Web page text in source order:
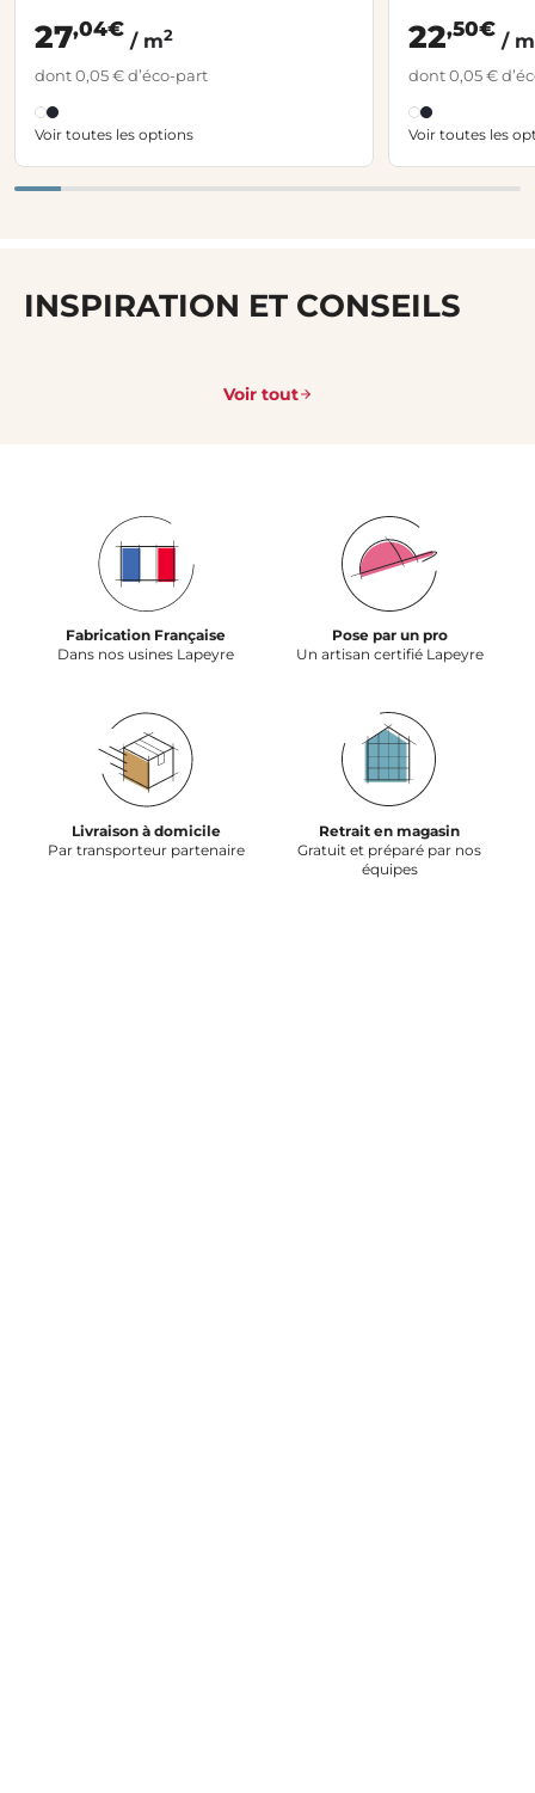
27,04€
/ m2
dont 0,05 € d’éco-part
Voir toutes les options
22,50€
/ m
dont 0,05 €
Voir toutes les
INSPIRATION ET CONSEILS
Voir tout
Fabrication Française
Dans nos usines Lapeyre
Pose par un pro
Un artisan certifié Lapeyre
Livraison à domicile
Par transporteur partenaire
Retrait en magasin
Gratuit et préparé par nos
équipes